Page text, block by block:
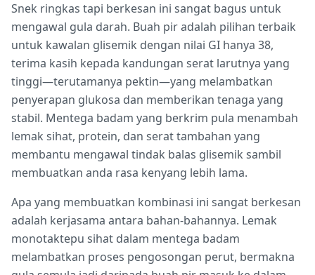
Snek ringkas tapi berkesan ini sangat bagus untuk
mengawal gula darah. Buah pir adalah pilihan terbaik
untuk kawalan glisemik dengan nilai GI hanya 38,
terima kasih kepada kandungan serat larutnya yang
tinggi—terutamanya pektin—yang melambatkan
penyerapan glukosa dan memberikan tenaga yang
stabil. Mentega badam yang berkrim pula menambah
lemak sihat, protein, dan serat tambahan yang
membantu mengawal tindak balas glisemik sambil
membuatkan anda rasa kenyang lebih lama.
Apa yang membuatkan kombinasi ini sangat berkesan
adalah kerjasama antara bahan-bahannya. Lemak
monotaktepu sihat dalam mentega badam
melambatkan proses pengosongan perut, bermakna